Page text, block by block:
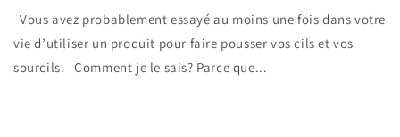
Vous avez probablement essayé au moins une fois dans votre
vie d’utiliser un produit pour faire pousser vos cils et vos
sourcils. Comment je le sais? Parce que...